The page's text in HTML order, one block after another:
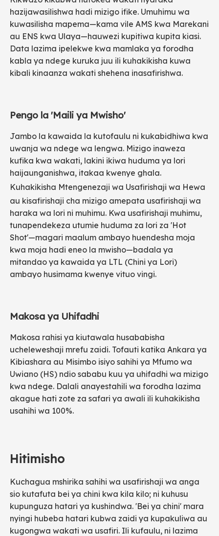
hazijawasilishwa hadi mizigo ifike. Umuhimu wa
kuwasilisha mapema—kama vile AMS kwa Marekani
au ENS kwa Ulaya—hauwezi kupitiwa kupita kiasi.
Data lazima ipelekwe kwa mamlaka ya forodha
kabla ya ndege kuruka juu ili kuhakikisha kuwa
kibali kinaanza wakati shehena inasafirishwa.
Pengo la 'Maili ya Mwisho'
Jambo la kawaida la kutofaulu ni kukabidhiwa kwa
uwanja wa ndege wa lengwa. Mizigo inaweza
kufika kwa wakati, lakini ikiwa huduma ya lori
haijaunganishwa, itakaa kwenye ghala.
Kuhakikisha Mtengenezaji wa Usafirishaji wa Hewa
au kisafirishaji cha mizigo amepata usafirishaji wa
haraka wa lori ni muhimu. Kwa usafirishaji muhimu,
tunapendekeza utumie huduma za lori za 'Hot
Shot'—magari maalum ambayo huendesha moja
kwa moja hadi eneo la mwisho—badala ya
mitandao ya kawaida ya LTL (Chini ya Lori)
ambayo husimama kwenye vituo vingi.
Makosa ya Uhifadhi
Makosa rahisi ya kiutawala husababisha
ucheleweshaji mrefu zaidi. Tofauti katika Ankara ya
Kibiashara au Misimbo isiyo sahihi ya Mfumo wa
Uwiano (HS) ndio sababu kuu ya uhifadhi wa mizigo
kwa ndege. Dalali anayestahili wa forodha lazima
akague hati zote za safari ya awali ili kuhakikisha
usahihi wa 100%.
Hitimisho
Kuchagua mshirika sahihi wa usafirishaji wa anga
sio kutafuta bei ya chini kwa kila kilo; ni kuhusu
kupunguza hatari ya kushindwa. 'Bei ya chini' mara
nyingi hubeba hatari kubwa zaidi ya kupakuliwa au
kugongwa wakati wa usafiri. Ili kufaulu, ni lazima